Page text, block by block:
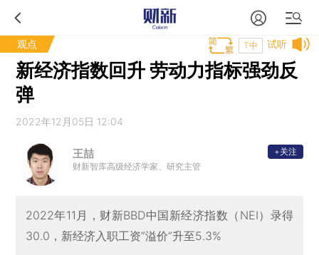
观点 试听
T中
新经济指数回升 劳动力指标强劲反
弹
2022年12月05日 12:04
王喆
财新智库高级经济学家、研究主管
+关注
2022年11月，财新BBD中国新经济指数（NEI）录得
30.0，新经济入职工资“溢价”升至5.3%